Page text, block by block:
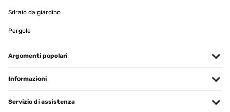
facilitare la copertura. Ombrello inclinabile su entrambe i lati.
VALUTAZIONE VERIFICATA
Sdraio da giardino
Pergole
Argomenti popolari
Informazioni
Servizio di assistenza